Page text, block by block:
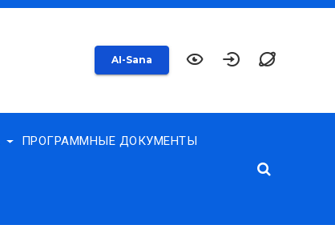
AI-Sana
ПРОГРАММНЫЕ ДОКУМЕНТЫ